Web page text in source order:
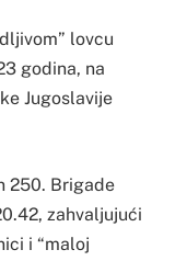
lovcu
godina, na
Jugoslavije
250. Brigade
zahvaljujući
i “maloj